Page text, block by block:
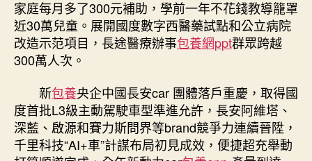
中
家庭每月多了300元補助，學前一年不花錢教導籠罩
近30萬兒童。展開國度數字西醫藥試點和公立病院
改造示范項目，長途醫療辦事包養網ppt群眾跨越
300萬人次。
新包養央企中國長安car 團體落戶重慶，取得國
度首批L3級主動駕駛車型準進允許，長安阿維塔、
深藍、啟源和賽力斯問界等brand競爭力連續晉陞，
千里科技“AI+車”計謀布局初見成效，便捷超充舉動